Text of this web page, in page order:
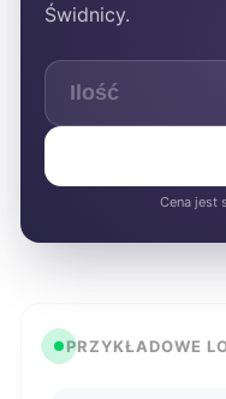
Świdnicy.
Cena jest
PRZYKŁADOWE